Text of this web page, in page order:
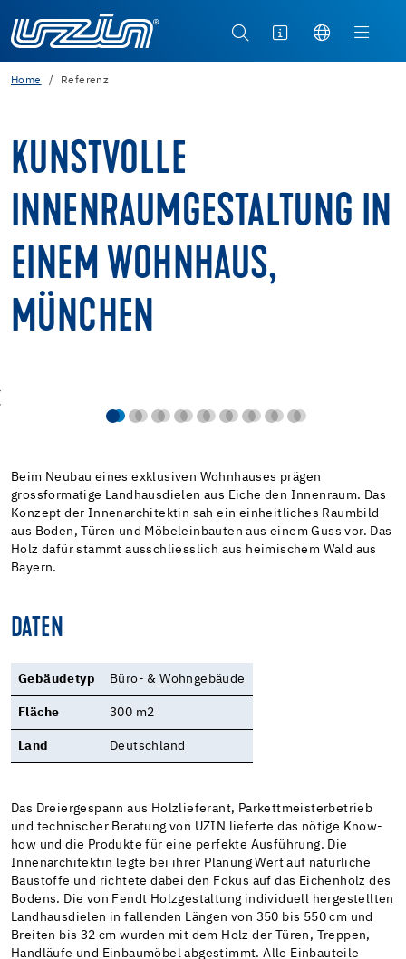
Home Referenz
KUNSTVOLLE
INNENRAUMGESTALTUNG IN
EINEM WOHNHAUS,
MÜNCHEN
Beim Neubau eines exklusiven Wohnhauses prägen
grossformatige Landhausdielen aus Eiche den Innenraum. Das
Konzept der Innenarchitektin sah ein einheitliches Raumbild
aus Boden, Türen und Möbeleinbauten aus einem Guss vor. Das
Holz dafür stammt ausschliesslich aus heimischem Wald aus
Bayern.
DATEN
Gebäudetyp Büro- & Wohngebäude
Fläche 300 m2
Land Deutschland
Das Dreiergespann aus Holzlieferant, Parkettmeisterbetrieb
und technischer Beratung von UZIN lieferte das nötige Know-
how und die Produkte für eine perfekte Ausführung. Die
Innenarchitektin legte bei ihrer Planung Wert auf natürliche
Baustoffe und richtete dabei den Fokus auf das Eichenholz des
Bodens. Die von Fendt Holzgestaltung individuell hergestellten
Landhausdielen in fallenden Längen von 350 bis 550 cm und
Breiten bis 32 cm wurden mit dem Holz der Türen, Treppen,
Handläufe und Einbaumöbel abgestimmt. Alle Einbauteile